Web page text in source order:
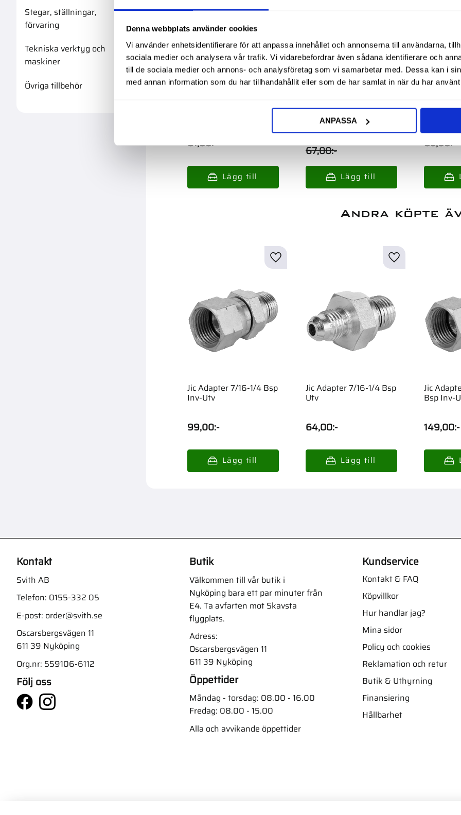
Denna webbplats använder cookies
Vi använder enhetsidentifierare för att anpassa innehållet och annonserna till användarna,
sociala medier och analysera vår trafik. Vi vidarebefordrar även sådana identifierare och
till de sociala medier och annons- och analysföretag som vi samarbetar med. Dessa kan i
med annan information som du har tillhandahållit eller som de har samlat in när du har
ANPASSA
81,00:-
67,00:-
85,00:-
Andra köpte
Jic Adapter 7/16-1/4 Bsp
Inv-Utv
99,00:-
Jic Adapter 7/16-1/4 Bsp
Utv
64,00:-
Jic
Bsp Inv-
149,00:-
Stegar, ställningar,
förvaring
Tekniska verktyg och
maskiner
Övriga tillbehör
Kontakt
Svith AB
Telefon: 0155-332 05
E-post: order@svith.se
Oscarsbergsvägen 11
611 39 Nyköping
Org.nr: 559106-6112
Följ oss
Butik
Välkommen till vår butik i
Nyköping bara ett par minuter från
E4. Ta avfarten mot Skavsta
flygplats.
Adress:
Oscarsbergsvägen 11
611 39 Nyköping
Öppettider
Måndag - torsdag: 08.00 - 16.00
Fredag: 08.00 - 15.00
Alla och avvikande öppettider
Kundservice
Kontakt & FAQ
Köpvillkor
Hur handlar jag?
Mina sidor
Policy och cookies
Reklamation och retur
Butik & Uthyrning
Finansiering
Hållbarhet